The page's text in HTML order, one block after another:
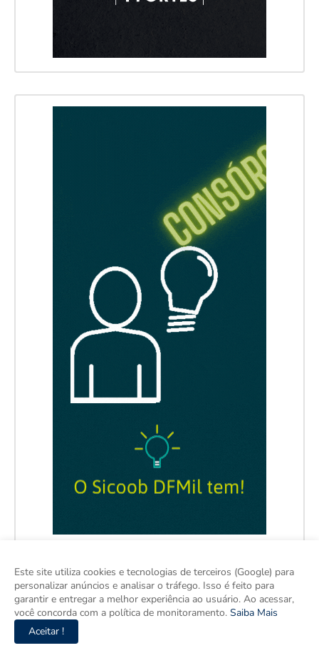
Este site utiliza cookies e tecnologias de terceiros (Google) para
personalizar anúncios e analisar o tráfego. Isso é feito para
garantir e entregar a melhor experiência ao usuário. Ao acessar,
você concorda com a política de monitoramento. Saiba Mais
Aceitar !